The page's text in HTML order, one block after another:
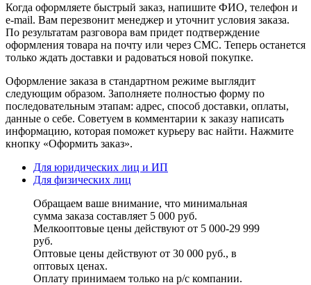
Когда оформляете быстрый заказ, напишите ФИО, телефон и
e-mail. Вам перезвонит менеджер и уточнит условия заказа.
По результатам разговора вам придет подтверждение
оформления товара на почту или через СМС. Теперь останется
только ждать доставки и радоваться новой покупке.
Оформление заказа в стандартном режиме выглядит
следующим образом. Заполняете полностью форму по
последовательным этапам: адрес, способ доставки, оплаты,
данные о себе. Советуем в комментарии к заказу написать
информацию, которая поможет курьеру вас найти. Нажмите
кнопку «Оформить заказ».
Для юридических лиц и ИП
Для физических лиц
Обращаем ваше внимание, что минимальная
сумма заказа составляет 5 000 руб.
Мелкооптовые цены действуют от 5 000-29 999
руб.
Оптовые цены действуют от 30 000 руб., в
оптовых ценах.
Оплату принимаем только на р/с компании.